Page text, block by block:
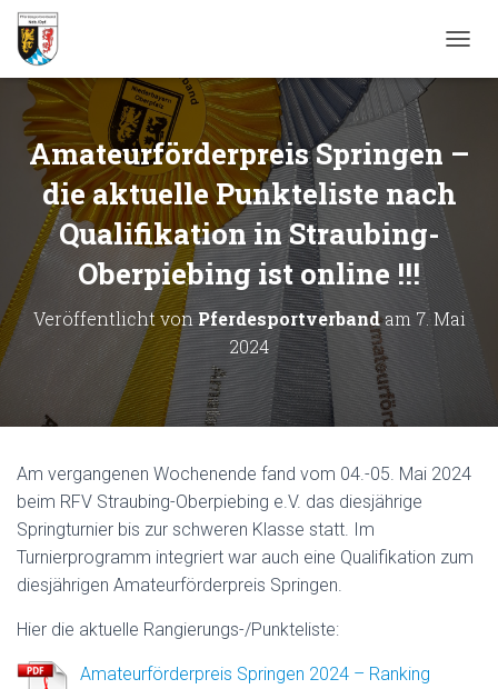
A
S
C
Amateurförderpreis Springen –
die aktuelle Punkteliste nach
Qualifikation in Straubing-
Oberpiebing ist online !!!
Veröffentlicht vonPferdesportverbandam 7. Mai
2024
Am vergangenen Wochenende fand vom 04.-05. Mai 2024
beim RFV Straubing-Oberpiebing e.V. das diesjährige
Springturnier bis zur schweren Klasse statt. Im
Turnierprogramm integriert war auch eine Qualifikation zum
diesjährigen Amateurförderpreis Springen.
Hier die aktuelle Rangierungs-/Punkteliste:
Amateurförderpreis Springen 2024 – Ranking